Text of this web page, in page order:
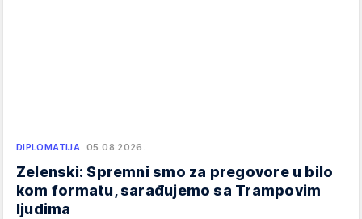
DIPLOMATIJA 05.08.2026.
Zelenski: Spremni smo za pregovore u bilo
kom formatu, sarađujemo sa Trampovim
ljudima